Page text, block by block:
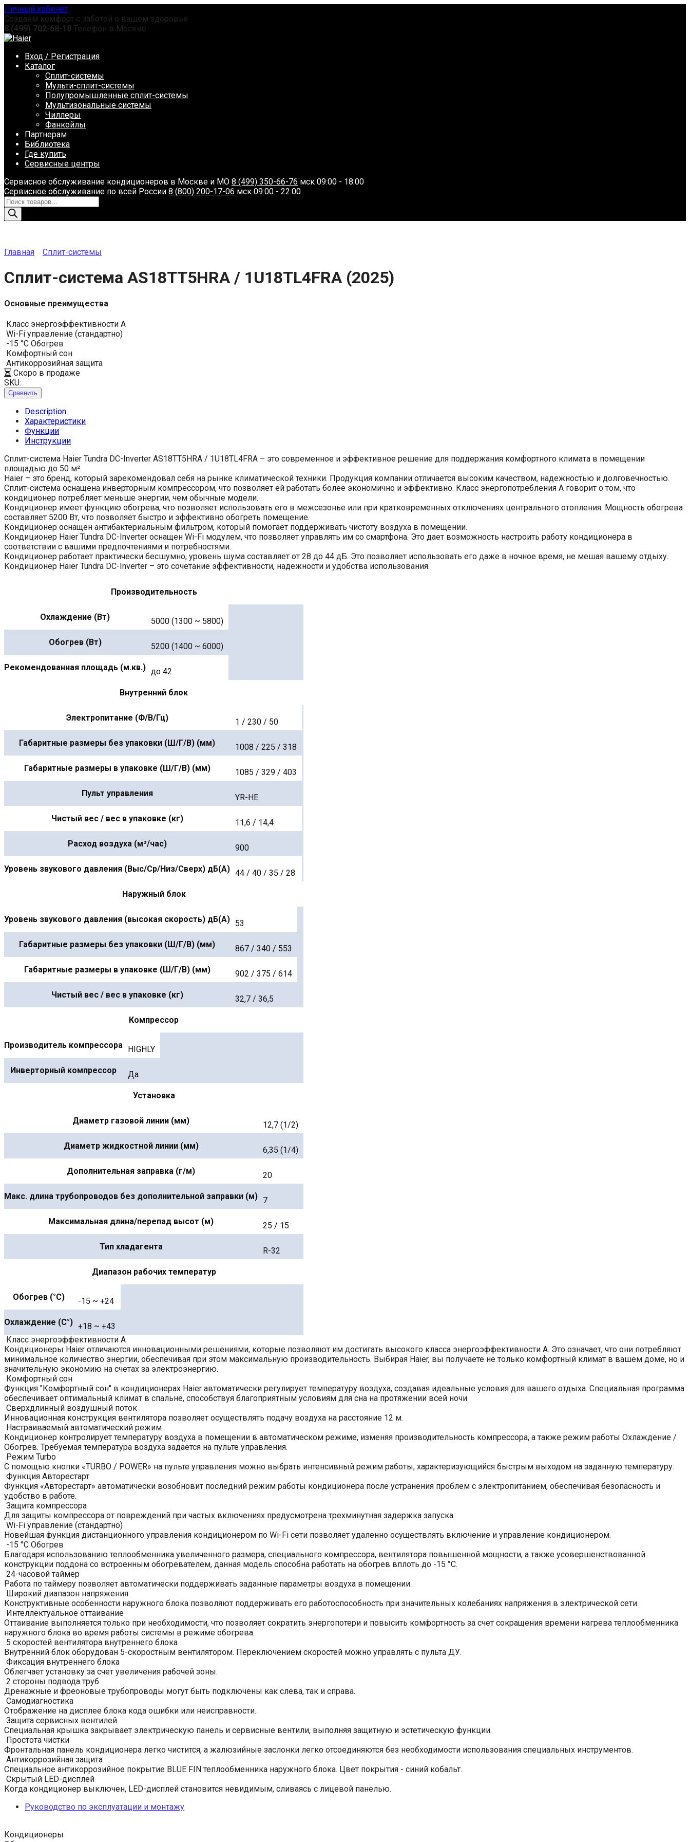
Перейти
к
содержанию
Личный кабинет
Создаем комфорт с заботой о вашем здоровье
8 (499) 702-68-18 Телефон в Москве
Вход / Регистрация
Каталог
Сплит-системы
Мульти-сплит-системы
Полупромышленные сплит-системы
Мультизональные системы
Чиллеры
Фанкойлы
Партнерам
Библиотека
Где купить
Сервисные центры
Сервисное обслуживание кондиционеров в Москве и МО 8 (499) 350-66-76 мск 09:00 - 18:00
Сервисное обслуживание по всей России 8 (800) 200-17-06 мск 09:00 - 22:00
Поиск
товаров
Главная Сплит-системы
Сплит-система AS18TT5HRA / 1U18TL4FRA (2025)
Основные преимущества
Класс энергоэффективности A
Wi-Fi управление (стандартно)
-15 °C Обогрев
Комфортный сон
Антикоррозийная защита
Скоро в продаже
SKU:
Сравнить
Description
Характеристики
Функции
Инструкции
Сплит-система Haier Tundra DC-Inverter AS18TT5HRA / 1U18TL4FRA – это современное и эффективное решение для поддержания комфортного климата в помещении
площадью до 50 м².
Haier – это бренд, который зарекомендовал себя на рынке климатической техники. Продукция компании отличается высоким качеством, надежностью и долговечностью.
Сплит-система оснащена инверторным компрессором, что позволяет ей работать более экономично и эффективно. Класс энергопотребления A говорит о том, что
кондиционер потребляет меньше энергии, чем обычные модели.
Кондиционер имеет функцию обогрева, что позволяет использовать его в межсезонье или при кратковременных отключениях центрального отопления. Мощность обогрева
составляет 5200 Вт, что позволяет быстро и эффективно обогреть помещение.
Кондиционер оснащен антибактериальным фильтром, который помогает поддерживать чистоту воздуха в помещении.
Кондиционер Haier Tundra DC-Inverter оснащен Wi-Fi модулем, что позволяет управлять им со смартфона. Это дает возможность настроить работу кондиционера в
соответствии с вашими предпочтениями и потребностями.
Кондиционер работает практически бесшумно, уровень шума составляет от 28 до 44 дБ. Это позволяет использовать его даже в ночное время, не мешая вашему отдыху.
Кондиционер Haier Tundra DC-Inverter – это сочетание эффективности, надежности и удобства использования.
Производительность
Охлаждение (Вт) 5000 (1300 ~ 5800)
Обогрев (Вт) 5200 (1400 ~ 6000)
Рекомендованная площадь (м.кв.) до 42
Внутренний блок
Электропитание (Ф/В/Гц) 1 / 230 / 50
Габаритные размеры без упаковки (Ш/Г/В) (мм) 1008 / 225 / 318
Габаритные размеры в упаковке (Ш/Г/В) (мм) 1085 / 329 / 403
Пульт управления YR-HE
Чистый вес / вес в упаковке (кг) 11,6 / 14,4
Расход воздуха (м³/час) 900
Уровень звукового давления (Выс/Ср/Низ/Сверх) дБ(А) 44 / 40 / 35 / 28
Наружный блок
Уровень звукового давления (высокая скорость) дБ(А) 53
Габаритные размеры без упаковки (Ш/Г/В) (мм) 867 / 340 / 553
Габаритные размеры в упаковке (Ш/Г/В) (мм) 902 / 375 / 614
Чистый вес / вес в упаковке (кг) 32,7 / 36,5
Компрессор
Производитель компрессора HIGHLY
Инверторный компрессор Да
Установка
Диаметр газовой линии (мм) 12,7 (1/2)
Диаметр жидкостной линии (мм) 6,35 (1/4)
Дополнительная заправка (г/м) 20
Макс. длина трубопроводов без дополнительной заправки (м) 7
Максимальная длина/перепад высот (м) 25 / 15
Тип хладагента R-32
Диапазон рабочих температур
Обогрев (°С) -15 ~ +24
Охлаждение (С°) +18 ~ +43
Класс энергоэффективности A
Кондиционеры Haier отличаются инновационными решениями, которые позволяют им достигать высокого класса энергоэффективности A. Это означает, что они потребляют
минимальное количество энергии, обеспечивая при этом максимальную производительность. Выбирая Haier, вы получаете не только комфортный климат в вашем доме, но и
значительную экономию на счетах за электроэнергию.
Комфортный сон
Функция "Комфортный сон" в кондиционерах Haier автоматически регулирует температуру воздуха, создавая идеальные условия для вашего отдыха. Специальная программа
обеспечивает оптимальный климат в спальне, способствуя благоприятным условиям для сна на протяжении всей ночи.
Сверхдлинный воздушный поток
Инновационная конструкция вентилятора позволяет осуществлять подачу воздуха на расстояние 12 м.
Настраиваемый автоматический режим
Кондиционер контролирует температуру воздуха в помещении в автоматическом режиме, изменяя производительность компрессора, а также режим работы Охлаждение /
Обогрев. Требуемая температура воздуха задается на пульте управления.
Режим Turbo
С помощью кнопки «TURBO / POWER» на пульте управления можно выбрать интенсивный режим работы, характеризующийся быстрым выходом на заданную температуру.
Функция Авторестарт
Функция «Авторестарт» автоматически возобновит последний режим работы кондиционера после устранения проблем с электропитанием, обеспечивая безопасность и
удобство в работе.
Защита компрессора
Для защиты компрессора от повреждений при частых включениях предусмотрена трехминутная задержка запуска.
Wi-Fi управление (стандартно)
Новейшая функция дистанционного управления кондиционером по Wi-Fi сети позволяет удаленно осуществлять включение и управление кондиционером.
-15 °C Обогрев
Благодаря использованию теплообменника увеличенного размера, специального компрессора, вентилятора повышенной мощности, а также усовершенствованной
конструкции поддона со встроенным обогревателем, данная модель способна работать на обогрев вплоть до -15 °С.
24-часовой таймер
Работа по таймеру позволяет автоматически поддерживать заданные параметры воздуха в помещении.
Широкий диапазон напряжения
Конструктивные особенности наружного блока позволяют поддерживать его работоспособность при значительных колебаниях напряжения в электрической сети.
Интеллектуальное оттаивание
Оттаивание выполняется только при необходимости, что позволяет сократить энергопотери и повысить комфортность за счет сокращения времени нагрева теплообменника
наружного блока во время работы системы в режиме обогрева.
5 скоростей вентилятора внутреннего блока
Внутренний блок оборудован 5-скоростным вентилятором. Переключением скоростей можно управлять с пульта ДУ.
Фиксация внутреннего блока
Облегчает установку за счет увеличения рабочей зоны.
2 стороны подвода труб
Дренажные и фреоновые трубопроводы могут быть подключены как слева, так и справа.
Самодиагностика
Отображение на дисплее блока кода ошибки или неисправности.
Защита сервисных вентилей
Специальная крышка закрывает электрическую панель и сервисные вентили, выполняя защитную и эстетическую функции.
Простота чистки
Фронтальная панель кондиционера легко чистится, а жалюзийные заслонки легко отсоединяются без необходимости использования специальных инструментов.
Антикоррозийная защита
Специальное антикоррозийное покрытие BLUE FIN теплообменника наружного блока. Цвет покрытия - синий кобальт.
Скрытый LED-дисплей
Когда кондиционер выключен, LED-дисплей становится невидимым, сливаясь с лицевой панелью.
Руководство по эксплуатации и монтажу
Кондиционеры